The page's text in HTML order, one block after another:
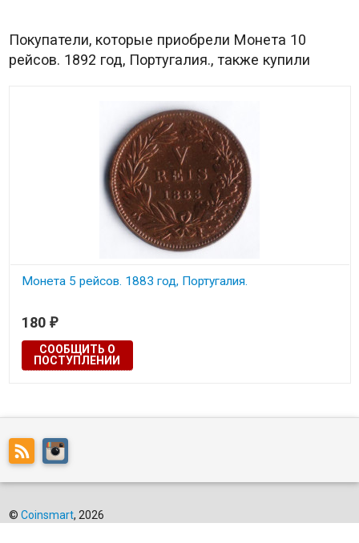
Покупатели, которые приобрели Монета 10
рейсов. 1892 год, Португалия., также купили
Монета 5 рейсов. 1883 год, Португалия.
180 ₽
СООБЩИТЬ О
ПОСТУПЛЕНИИ
© Coinsmart, 2026